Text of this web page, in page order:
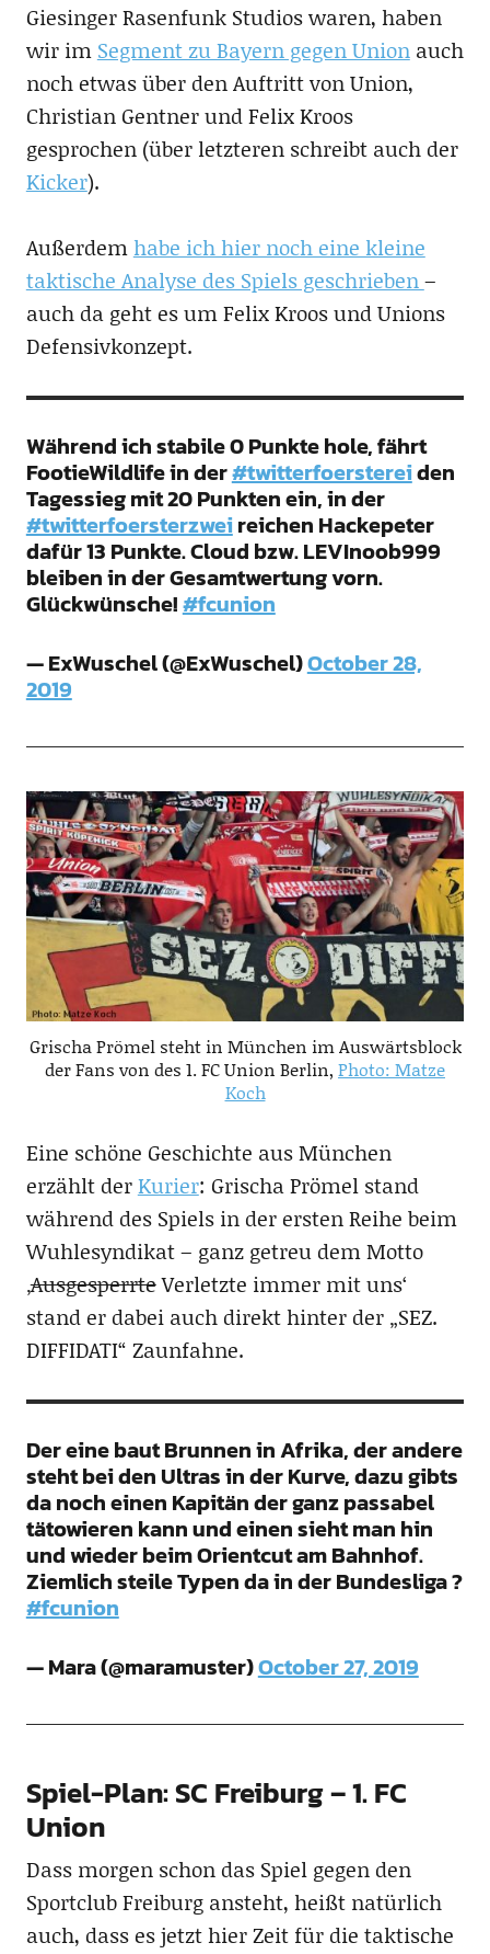
Giesinger Rasenfunk Studios waren, haben
wir im Segment zu Bayern gegen Unionauch
noch etwas über den Auftritt von Union,
Christian Gentner und Felix Kroos
gesprochen (über letzteren schreibt auch der
Kicker).
Außerdemhabe ich hier noch eine kleine
taktische Analyse des Spiels geschrieben–
auch da geht es um Felix Kroos und Unions
Defensivkonzept.
Während ich stabile 0 Punkte hole, fährt
FootieWildlife in der#twitterfoerstereiden
Tagessieg mit 20 Punkten ein, in der
#twitterfoersterzweireichen Hackepeter
dafür 13 Punkte. Cloud bzw. LEVInoob999
bleiben in der Gesamtwertung vorn.
Glückwünsche!#fcunion
— ExWuschel (@ExWuschel)October 28,
2019
Grischa Prömel steht in München im Auswärtsblock
der Fans von des 1. FC Union Berlin, Photo: Matze
Koch
Eine schöne Geschichte aus München
erzählt derKurier: Grischa Prömel stand
während des Spiels in der ersten Reihe beim
Wuhlesyndikat – ganz getreu dem Motto
‚AusgesperrteVerletzte immer mit uns‘
stand er dabei auch direkt hinter der „SEZ.
DIFFIDATI“ Zaunfahne.
Der eine baut Brunnen in Afrika, der andere
steht bei den Ultras in der Kurve, dazu gibts
da noch einen Kapitän der ganz passabel
tätowieren kann und einen sieht man hin
und wieder beim Orientcut am Bahnhof.
Ziemlich steile Typen da in der Bundesliga ?
#fcunion
— Mara (@maramuster)October 27, 2019
Spiel-Plan: SC Freiburg – 1. FC
Union
Dass morgen schon das Spiel gegen den
Sportclub Freiburg ansteht, heißt natürlich
auch, dass es jetzt hier Zeit für die taktische